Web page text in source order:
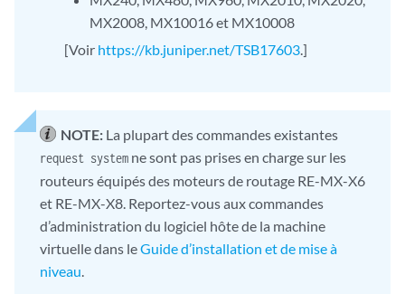
MX2008, MX10016 et MX10008
[Voir https://kb.juniper.net/TSB17603.]
NOTE: La plupart des commandes existantes
request system ne sont pas prises en charge sur les
routeurs équipés des moteurs de routage RE-MX-X6
et RE-MX-X8. Reportez-vous aux commandes
d’administration du logiciel hôte de la machine
virtuelle dans leGuide d’installation et de mise à
niveau.